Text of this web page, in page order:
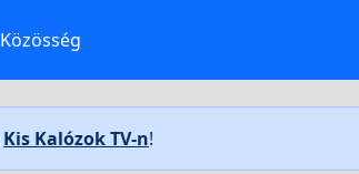
Közösség
Kis Kalózok TV-n!